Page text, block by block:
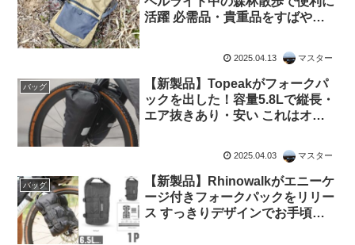
活躍 必需品・貴重品をすばやく
2025.04.13 マスター
バッグ
【新製品】Topeakがフォークパ
ックを出した！容量5.8Lで縦長・
エア抜きあり・安い これはオル
2025.04.03 マスター
バッグ
【新製品】Rhinowalkがエニーケ
ージ付きフォークパックをリリー
ス すっきりデザインでお手頃価